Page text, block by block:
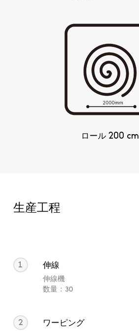
ロール 200 cm
生産工程
1 伸線
伸線機
数量：30
2 ワーピング